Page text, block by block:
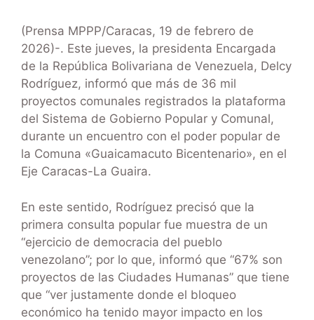
(Prensa MPPP/Caracas, 19 de febrero de
2026)-. Este jueves, la presidenta Encargada
de la República Bolivariana de Venezuela, Delcy
Rodríguez, informó que más de 36 mil
proyectos comunales registrados la plataforma
del Sistema de Gobierno Popular y Comunal,
durante un encuentro con el poder popular de
la Comuna «Guaicamacuto Bicentenario», en el
Eje Caracas-La Guaira.
En este sentido, Rodríguez precisó que la
primera consulta popular fue muestra de un
“ejercicio de democracia del pueblo
venezolano”; por lo que, informó que “67% son
proyectos de las Ciudades Humanas” que tiene
que “ver justamente donde el bloqueo
económico ha tenido mayor impacto en los